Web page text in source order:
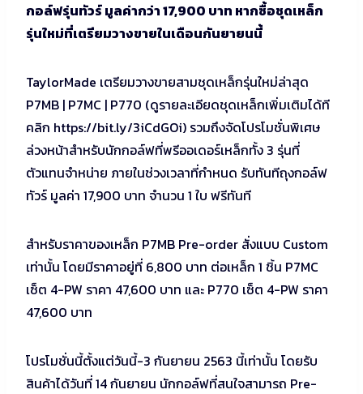
กอล์ฟรุ่นทัวร์ มูลค่ากว่า 17,900 บาท หากซื้อชุดเหล็ก
รุ่นใหม่ที่เตรียมวางขายในเดือนกันยายนนี้
TaylorMade เตรียมวางขายสามชุดเหล็กรุ่นใหม่ล่าสุด
P7MB | P7MC | P770 (ดูรายละเอียดชุดเหล็กเพิ่มเติมได้ที
คลิก https://bit.ly/3iCdGOi) รวมถึงจัดโปรโมชั่นพิเศษ
ล่วงหน้าสำหรับนักกอล์ฟที่พรีออเดอร์เหล็กทั้ง 3 รุ่นที่
ตัวแทนจำหน่าย ภายในช่วงเวลาที่กำหนด รับทันทีถุงกอล์ฟ
ทัวร์ มูลค่า 17,900 บาท จำนวน 1 ใบ ฟรีทันที
สำหรับราคาของเหล็ก P7MB Pre-order สั่งแบบ Custom
เท่านั้น โดยมีราคาอยู่ที่ 6,800 บาท ต่อเหล็ก 1 ชิ้น P7MC
เซ็ต 4-PW ราคา 47,600 บาท และ P770 เซ็ต 4-PW ราคา
47,600 บาท
โปรโมชั่นนี้ตั้งแต่วันนี้-3 กันยายน 2563 นี้เท่านั้น โดยรับ
สินค้าได้วันที่ 14 กันยายน นักกอล์ฟที่สนใจสามารถ Pre-